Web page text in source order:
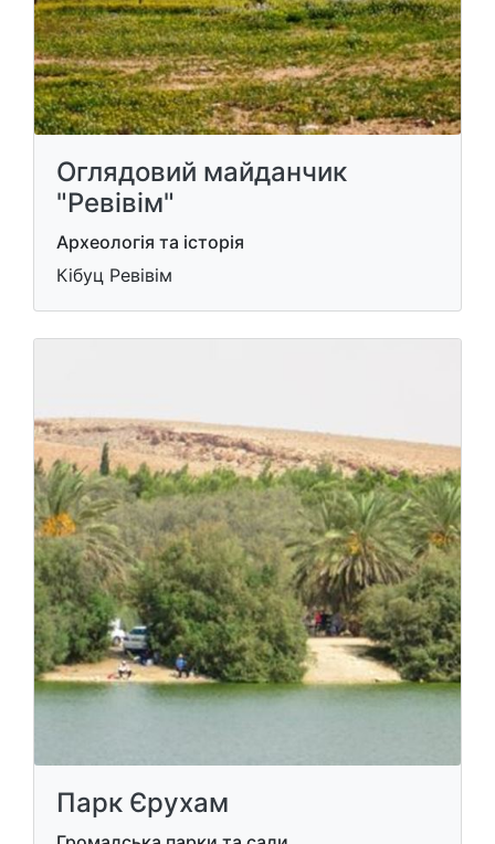
Оглядовий майданчик
"Ревівім"
Археологія та історія
Кібуц Ревівім
Парк Єрухам